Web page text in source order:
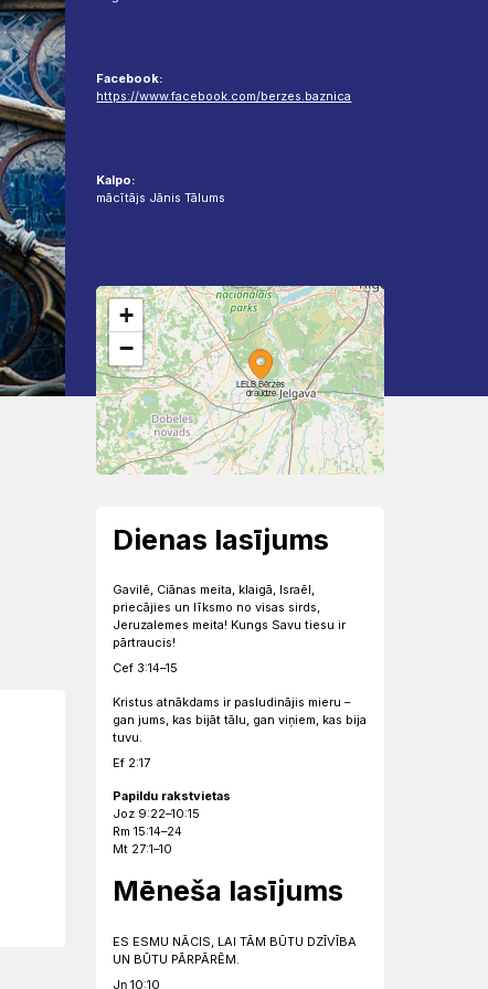
Facebook:
https://www.facebook.com/berzes.baznica
Kalpo:
mācītājs Jānis Tālums
LELB Bērzes
draudze
+
−
Dienas lasījums
Gavilē, Ciānas meita, klaigā, Israēl,
priecājies un līksmo no visas sirds,
Jeruzalemes meita! Kungs Savu tiesu ir
pārtraucis!
Cef 3:14–15
Kristus atnākdams ir pasludinājis mieru –
gan jums, kas bijāt tālu, gan viņiem, kas bija
tuvu.
Ef 2:17
Papildu rakstvietas
Joz 9:22–10:15
Rm 15:14–24
Mt 27:1–10
Mēneša lasījums
ES ESMU NĀCIS, LAI TĀM BŪTU DZĪVĪBA
UN BŪTU PĀRPĀRĒM.
Jņ 10:10